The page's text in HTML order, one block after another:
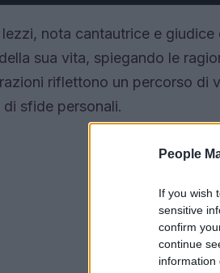
People
If you wish
sensitive
confirm
continue
information
Iezzi, nota cantautrice e
sua vita, spiegando le
riflettono un percorso di
di sfide personali.